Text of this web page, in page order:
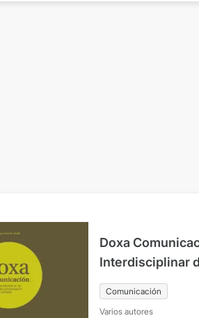
Doxa
Interdisciplinar
Comunicación y
Nº4 enero-junio
Comunicación
Varios autores